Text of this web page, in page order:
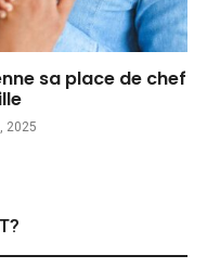
sa place de chef
2025